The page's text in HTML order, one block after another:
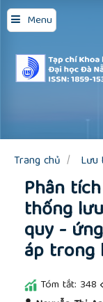
Menu
Quick
jump
to
page
content
Main
Sidebar
Trang chủ
Phân
thống
quy -
áp trong
Tóm tắt: 348